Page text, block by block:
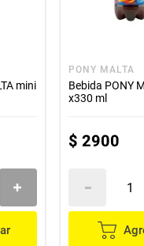
mini
PONY MALTA
Bebida PONY
x330 ml
$ 2900